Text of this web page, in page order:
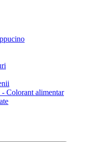
Colorant alimentar